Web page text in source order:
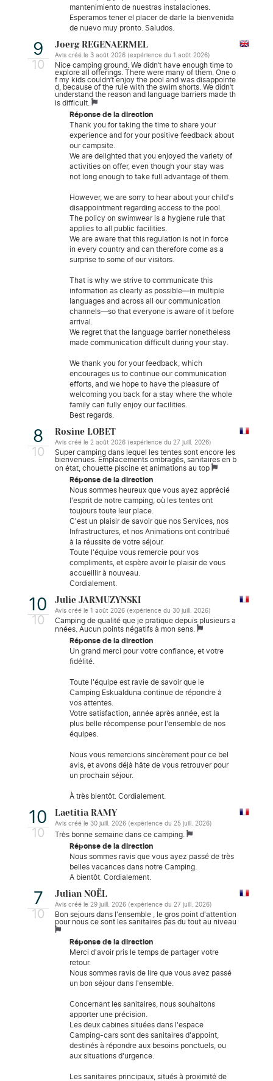
mantenimiento de nuestras instalaciones.
Esperamos tener el placer de darle la bienvenida
de nuevo muy pronto. Saludos.
9
10
Joerg REGENAERMEL
Avis créé le 3 août 2026 (expérience du 1 août 2026)
Nice camping ground. We didn’t have enough time to
explore all offerings. There were many of them. One o
f my kids couldn’t enjoy the pool and was disappointe
d, because of the rule with the swim shorts. We didn’t
understand the reason and language barriers made th
is difficult.
Réponse de la direction
Thank you for taking the time to share your
experience and for your positive feedback about
our campsite.
We are delighted that you enjoyed the variety of
activities on offer, even though your stay was
not long enough to take full advantage of them.
However, we are sorry to hear about your child's
disappointment regarding access to the pool.
The policy on swimwear is a hygiene rule that
applies to all public facilities.
We are aware that this regulation is not in force
in every country and can therefore come as a
surprise to some of our visitors.
That is why we strive to communicate this
information as clearly as possible—in multiple
languages ​​and across all our communication
channels—so that everyone is aware of it before
arrival.
We regret that the language barrier nonetheless
made communication difficult during your stay.
We thank you for your feedback, which
encourages us to continue our communication
efforts, and we hope to have the pleasure of
welcoming you back for a stay where the whole
family can fully enjoy our facilities.
Best regards.
8
10
Rosine LOBET
Avis créé le 2 août 2026 (expérience du 27 juill. 2026)
Super camping dans lequel les tentes sont encore les
bienvenues. Emplacements ombragés, sanitaires en b
on état, chouette piscine et animations au top
Réponse de la direction
Nous sommes heureux que vous ayez apprécié
l'esprit de notre camping, où les tentes ont
toujours toute leur place.
C'est un plaisir de savoir que nos Services, nos
Infrastructures, et nos Animations ont contribué
à la réussite de votre séjour.
Toute l'équipe vous remercie pour vos
compliments, et espère avoir le plaisir de vous
accueillir à nouveau.
Cordialement.
10
10
Julie JARMUZYNSKI
Avis créé le 1 août 2026 (expérience du 30 juill. 2026)
Camping de qualité que je pratique depuis plusieurs a
nnées. Aucun points négatifs à mon sens.
Réponse de la direction
Un grand merci pour votre confiance, et votre
fidélité.
Toute l'équipe est ravie de savoir que le
Camping Eskualduna continue de répondre à
vos attentes.
Votre satisfaction, année après année, est la
plus belle récompense pour l'ensemble de nos
équipes.
Nous vous remercions sincèrement pour ce bel
avis, et avons déjà hâte de vous retrouver pour
un prochain séjour.
À très bientôt. Cordialement.
10
10
Laetitia RAMY
Avis créé le 30 juill. 2026 (expérience du 25 juill. 2026)
Très bonne semaine dans ce camping.
Réponse de la direction
Nous sommes ravis que vous ayez passé de très
belles vacances dans notre Camping.
A bientôt. Cordialement.
7
10
Julian NOËL
Avis créé le 29 juill. 2026 (expérience du 27 juill. 2026)
Bon sejours dans l'ensemble , le gros point d'attention
pour nous ce sont les sanitaires pas du tout au niveau
Réponse de la direction
Merci d'avoir pris le temps de partager votre
retour.
Nous sommes ravis de lire que vous avez passé
un bon séjour dans l'ensemble.
Concernant les sanitaires, nous souhaitons
apporter une précision.
Les deux cabines situées dans l'espace
Camping-cars sont des sanitaires d'appoint,
destinés à répondre aux besoins ponctuels, ou
aux situations d'urgence.
Les sanitaires principaux, situés à proximité de